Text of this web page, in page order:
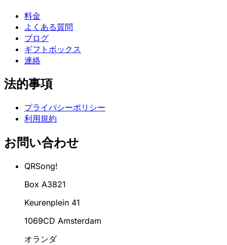
料金
よくある質問
ブログ
ギフトボックス
連絡
法的事項
プライバシーポリシー
利用規約
お問い合わせ
QRSong!
Box A3821
Keurenplein 41
1069CD Amsterdam
オランダ